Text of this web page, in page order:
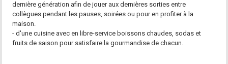
dernière génération afin de jouer aux dernières sorties entre
collègues pendant les pauses, soirées ou pour en profiter à la
maison.
- d'une cuisine avec en libre-service boissons chaudes, sodas et
fruits de saison pour satisfaire la gourmandise de chacun.